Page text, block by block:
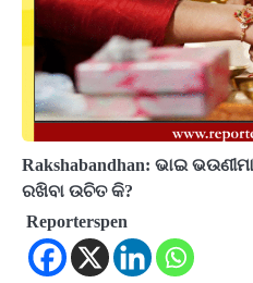
Rakshabandhan: ଭାଇ
ରଖିବା ଉଚିତ କି?
Reporterspen